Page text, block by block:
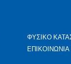
ΦΥΣΙΚΟ
ΕΠΙΚΟΙΝΩΝΙΑ